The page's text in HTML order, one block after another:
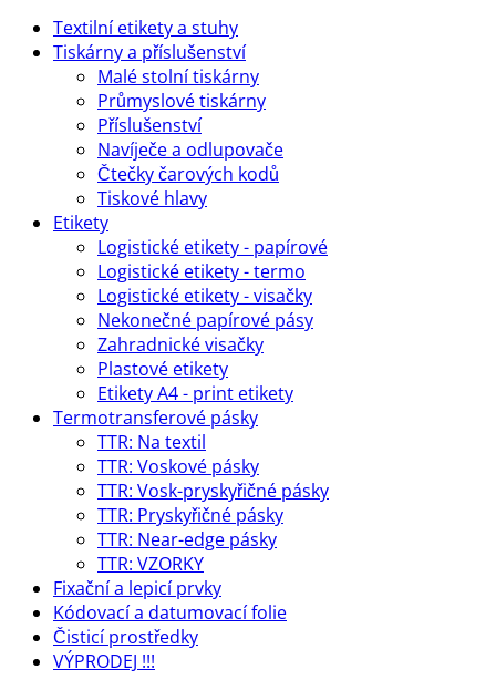
OUT,
vosk
(wax)
množství
Textilní etikety a stuhy
Tiskárny a příslušenství
Malé stolní tiskárny
Průmyslové tiskárny
Příslušenství
Navíječe a odlupovače
Čtečky čarových kodů
Tiskové hlavy
Etikety
Logistické etikety - papírové
Logistické etikety - termo
Logistické etikety - visačky
Nekonečné papírové pásy
Zahradnické visačky
Plastové etikety
Etikety A4 - print etikety
Termotransferové pásky
TTR: Na textil
TTR: Voskové pásky
TTR: Vosk-pryskyřičné pásky
TTR: Pryskyřičné pásky
TTR: Near-edge pásky
TTR: VZORKY
Fixační a lepicí prvky
Kódovací a datumovací folie
Čisticí prostředky
VÝPRODEJ !!!